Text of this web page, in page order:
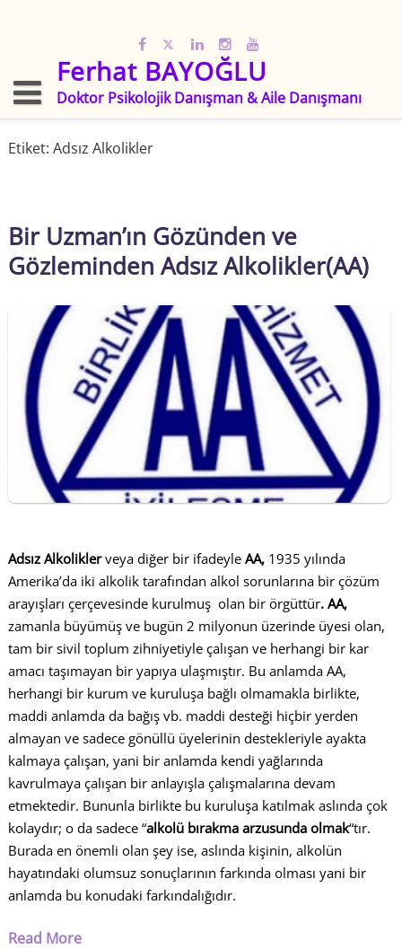
Ferhat BAYOĞLU
Doktor Psikolojik Danışman & Aile Danışmanı
Etiket: Adsız Alkolikler
Bir Uzman’ın Gözünden ve
Gözleminden Adsız Alkolikler(AA)
Adsız Alkoliklerveya diğer bir ifadeyle AA, 1935 yılında
Amerika’da iki alkolik tarafından alkol sorunlarına bir çözüm
arayışları çerçevesinde kurulmuş olan bir örgüttür.AA,
zamanla büyümüş ve bugün 2 milyonun üzerinde üyesi olan,
tam bir sivil toplum zihniyetiyle çalışan ve herhangi bir kar
amacı taşımayan bir yapıya ulaşmıştır. Bu anlamda AA,
herhangi bir kurum ve kuruluşa bağlı olmamakla birlikte,
maddi anlamda da bağış vb. maddi desteği hiçbir yerden
almayan ve sadece gönüllü üyelerinin destekleriyle ayakta
kalmaya çalışan, yani bir anlamda kendi yağlarında
kavrulmaya çalışan bir anlayışla çalışmalarına devam
etmektedir. Bununla birlikte bu kuruluşa katılmak aslında çok
kolaydır; o da sadece “alkolü bırakma arzusunda olmak“tır.
Burada en önemli olan şey ise, aslında kişinin, alkolün
hayatındaki olumsuz sonuçlarının farkında olması yani bir
anlamda bu konudaki farkındalığıdır.
Read More